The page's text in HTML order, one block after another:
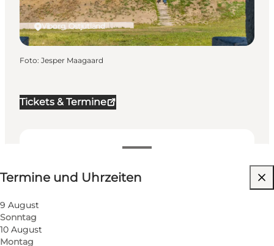
Tickets & Termine
Termine und Uhrzeiten
Termine und Uhrzeiten
9 August
Sonntag
10 August
Montag
Website besuchen
Viborg, Ostjütland
Foto: Jesper Maagaard